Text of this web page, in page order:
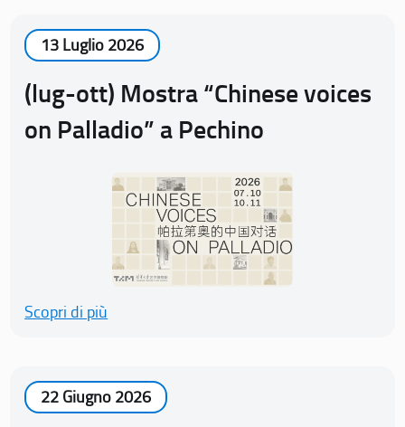
13 Luglio 2026
(lug-ott) Mostra “Chinese voices
on Palladio” a Pechino
Scopri di più
22 Giugno 2026